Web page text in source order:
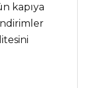
kapıya